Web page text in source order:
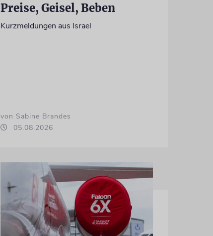
Preise, Geisel, Beben
Kurzmeldungen aus Israel
von Sabine Brandes
05.08.2026